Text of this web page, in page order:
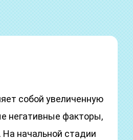
собой увеличенную
негативные факторы,
начальной стадии